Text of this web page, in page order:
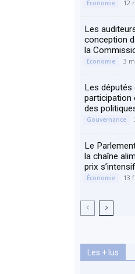
Économie 12
Les
conception
la
Économie 3
Les députés
participation
des
Gouvernance
Le
la chaîne
prix
Économie 13
Les + lus